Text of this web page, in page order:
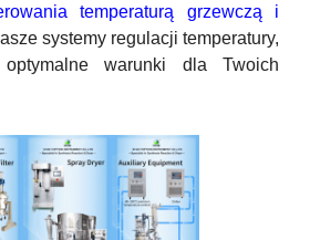
temperaturą grzewczą i
systemy regulacji temperatury,
warunki dla Twoich